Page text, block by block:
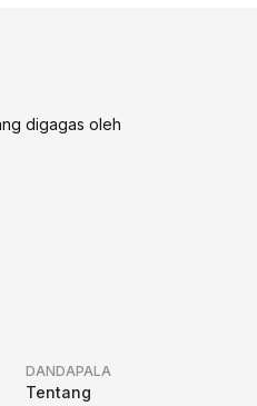
digagas oleh
DANDAPALA
Tentang